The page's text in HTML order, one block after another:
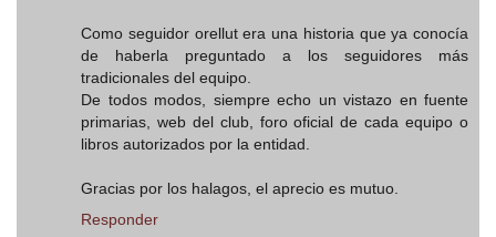
Como seguidor orellut era una historia que ya conocía
de haberla preguntado a los seguidores más
tradicionales del equipo.
De todos modos, siempre echo un vistazo en fuente
primarias, web del club, foro oficial de cada equipo o
libros autorizados por la entidad.
Gracias por los halagos, el aprecio es mutuo.
Responder